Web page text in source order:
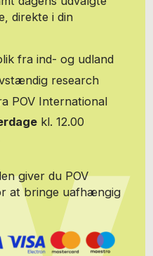
i Tyrkiet i forbindelse med
og EU. Endelig har Yasmin
hun har skrevet om dansk
i forhold til
Migration and Politics,
forhold og policy making.
direkte i din
fra ind- og udland
research
POV International
kl. 12.00
giver du POV
at bringe uafhængig